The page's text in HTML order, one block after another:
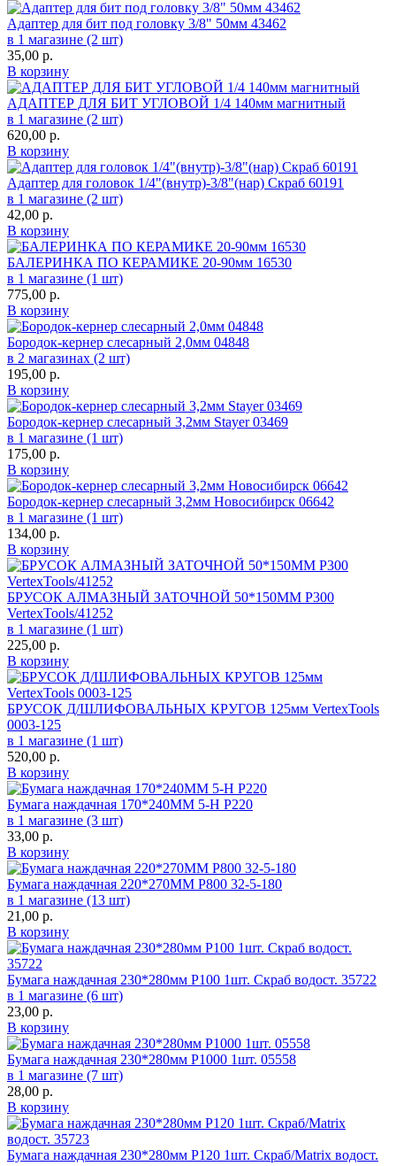
Адаптер для бит под головку 3/8" 50мм 43462
в 1 магазине (2 шт)
35,00 р.
В корзину
АДАПТЕР ДЛЯ БИТ УГЛОВОЙ 1/4 140мм магнитный
в 1 магазине (2 шт)
620,00 р.
В корзину
Адаптер для головок 1/4"(внутр)-3/8"(нар) Скраб 60191
в 1 магазине (2 шт)
42,00 р.
В корзину
БАЛЕРИНКА ПО КЕРАМИКЕ 20-90мм 16530
в 1 магазине (1 шт)
775,00 р.
В корзину
Бородок-кернер слесарный 2,0мм 04848
в 2 магазинах (2 шт)
195,00 р.
В корзину
Бородок-кернер слесарный 3,2мм Stayer 03469
в 1 магазине (1 шт)
175,00 р.
В корзину
Бородок-кернер слесарный 3,2мм Новосибирск 06642
в 1 магазине (1 шт)
134,00 р.
В корзину
БРУСОК АЛМАЗНЫЙ ЗАТОЧНОЙ 50*150ММ Р300
VertexTools/41252
в 1 магазине (1 шт)
225,00 р.
В корзину
БРУСОК Д/ШЛИФОВАЛЬНЫХ КРУГОВ 125мм VertexTools
0003-125
в 1 магазине (1 шт)
520,00 р.
В корзину
Бумага наждачная 170*240ММ 5-Н Р220
в 1 магазине (3 шт)
33,00 р.
В корзину
Бумага наждачная 220*270ММ Р800 32-5-180
в 1 магазине (13 шт)
21,00 р.
В корзину
Бумага наждачная 230*280мм Р100 1шт. Скраб водост. 35722
в 1 магазине (6 шт)
23,00 р.
В корзину
Бумага наждачная 230*280мм Р1000 1шт. 05558
в 1 магазине (7 шт)
28,00 р.
В корзину
Бумага наждачная 230*280мм Р120 1шт. Скраб/Matrix водост.